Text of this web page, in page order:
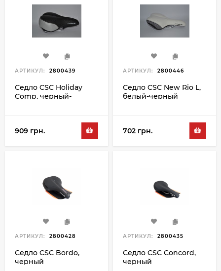
АРТИКУЛ: 2800439
Седло CSC Holiday
Comp, черный-
909 грн.
АРТИКУЛ: 2800446
Седло CSC New Rio L,
белый-черный
702 грн.
АРТИКУЛ: 2800428
Седло CSC Bordo,
черный
АРТИКУЛ: 2800435
Седло CSC Concord,
черный